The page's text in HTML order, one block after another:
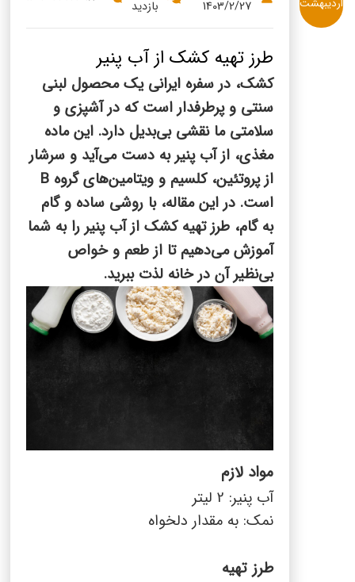
سینما دوماس
رادیو دوماس
دانستنی های سلامت
گالری تصاویر
English
Arabic
Turkish
1403/2/27
بازدید
اردیبهشت
طرز تهیه کشک از آب پنیر
کشک، در سفره ایرانی یک محصول لبنی
سنتی و پرطرفدار است که در آشپزی و
سلامتی ما نقشی بی‌بدیل دارد. این ماده
مغذی، از آب پنیر به دست می‌آید و سرشار
از پروتئین، کلسیم و ویتامین‌های گروهB
است. در این مقاله، با روشی ساده و گام
به گام، طرز تهیه کشک از آب پنیر را به شما
آموزش می‌دهیم تا از طعم و خواص
بی‌نظیر آن در خانه لذت ببرید.
مواد لازم
آب پنیر: 2 لیتر
نمک: به مقدار دلخواه
طرز تهیه